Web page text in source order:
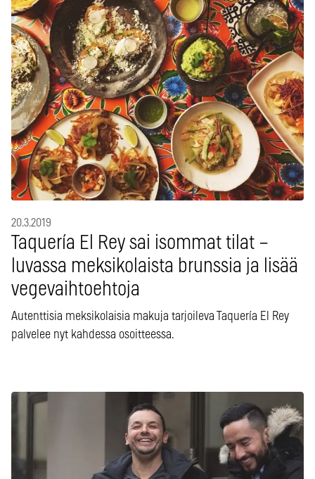
20.3.2019
Taquería El Rey sai isommat tilat –
luvassa meksikolaista brunssia ja lisää
vegevaihtoehtoja
Autenttisia meksikolaisia makuja tarjoileva Taquería El Rey
palvelee nyt kahdessa osoitteessa.